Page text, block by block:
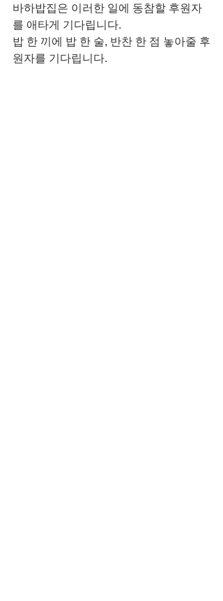
바하밥집은 이러한 일에 동참할 후원자
를 애타게 기다립니다.
밥 한 끼에 밥 한 술, 반찬 한 점 놓아줄 후
원자를 기다립니다.